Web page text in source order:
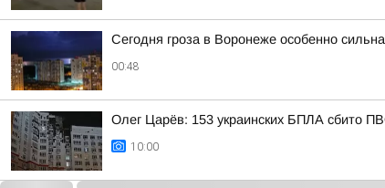
Сегодня гроза в Воронеже особенно
00:48
Олег Царёв: 153 украинских БПЛА сбито
10:00